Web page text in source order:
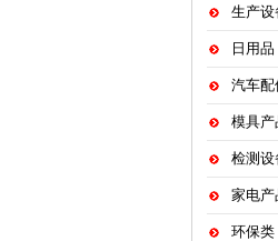
生产设
日用品
汽车配
模具产
检测设
家电产
环保类